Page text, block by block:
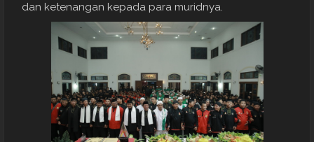
dan ketenangan kepada para muridnya.